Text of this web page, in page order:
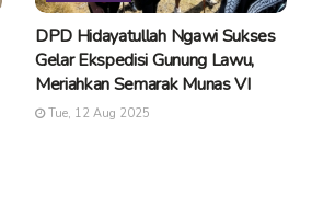
DPD Hidayatullah Ngawi Sukses
Gelar Ekspedisi Gunung Lawu,
Meriahkan Semarak Munas VI
Tue, 12 Aug 2025